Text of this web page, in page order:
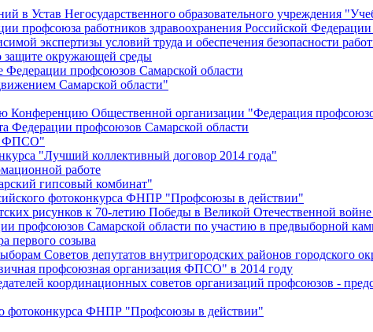
в Устав Негосударственного образовательного учреждения
профсоюза работников здравоохранения Российской
экспертизы условий труда и обеспечения безопасности
окружающей среды
профсоюзов Самарской области
Самарской области"
Конференцию Общественной организации "Федерация
Федерации профсоюзов Самарской области
ФПСО"
"Лучший коллективный договор 2014 года"
работе
гипсовый комбинат"
фотоконкурса ФНПР "Профсоюзы в действии"
рисунков к 70-летию Победы в Великой Отечественной
профсоюзов Самарской области по участию в предвыборной
первого созыва
Советов депутатов внутригородских районов городского
профсоюзная организация ФПСО" в 2014 году
координационных советов организаций профсоюзов -
фотоконкурса ФНПР "Профсоюзы в действии"